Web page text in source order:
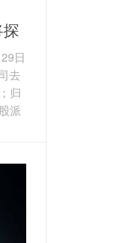
日
去
归
派
线